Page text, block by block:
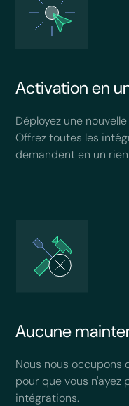
Activation en
Déployez une
Offrez toutes les
demandent en un
Aucune
Nous nous occupons
pour que vous n'ayez
intégrations.